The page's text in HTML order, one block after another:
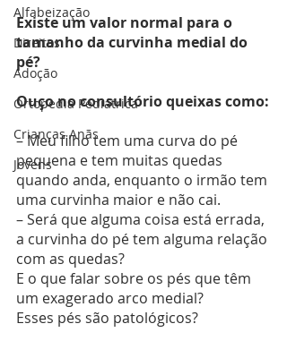
Alfabeização
Direitos
Adoção
Ortopedia Pediátrica
Crianças Anãs
Jovens
Existe um valor normal para o
tamanho da curvinha medial do
pé?
Ouço no consultório queixas como:
– Meu filho tem uma curva do pé
pequena e tem muitas quedas
quando anda, enquanto o irmão tem
uma curvinha maior e não cai.
– Será que alguma coisa está errada,
a curvinha do pé tem alguma relação
com as quedas?
E o que falar sobre os pés que têm
um exagerado arco medial?
Esses pés são patológicos?